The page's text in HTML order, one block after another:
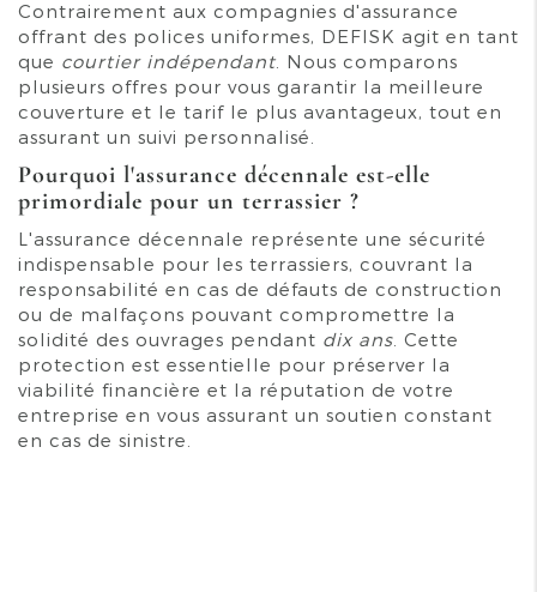
Contrairement aux compagnies d'assurance
offrant des polices uniformes, DEFISK agit en tant
que courtier indépendant. Nous comparons
plusieurs offres pour vous garantir la meilleure
couverture et le tarif le plus avantageux, tout en
assurant un suivi personnalisé.
Pourquoi l'assurance décennale est-elle
primordiale pour un terrassier ?
L'assurance décennale représente une sécurité
indispensable pour les terrassiers, couvrant la
responsabilité en cas de défauts de construction
ou de malfaçons pouvant compromettre la
solidité des ouvrages pendant dix ans . Cette
protection est essentielle pour préserver la
viabilité financière et la réputation de votre
entreprise en vous assurant un soutien constant
en cas de sinistre.